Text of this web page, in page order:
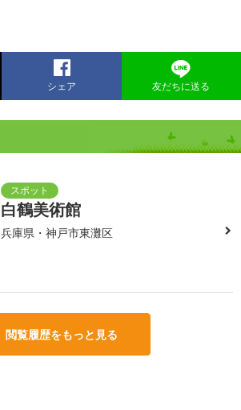
シェア 友だちに送る
白鶴美術館
兵庫県・神戸市東灘区
閲覧履歴をもっと見る